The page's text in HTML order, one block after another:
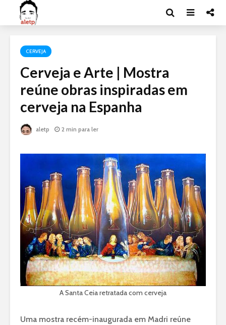
CERVEJA
Cerveja e Arte | Mostra
reúne obras inspiradas em
cerveja na Espanha
aletp 2 min para ler
A Santa Ceia retratada com cerveja
Uma mostra recém-inaugurada em Madri reúne